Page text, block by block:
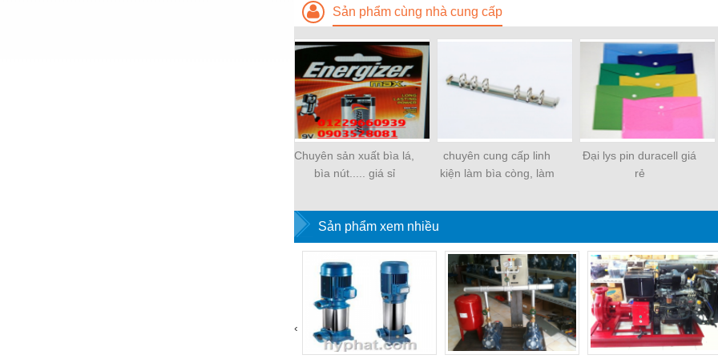
Sản phẩm cùng nhà cung cấp
Chuyên sản xuất bìa lá,
bìa nút..... giá sỉ
chuyên cung cấp linh
kiện làm bìa còng, làm
Đại lys pin duracell giá
rẻ
Sản phẩm xem nhiều
‹